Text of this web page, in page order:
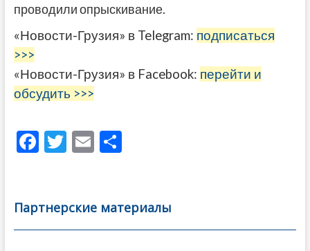
проводили опрыскивание.
«Новости-Грузия» в Telegram: подписаться
>>>
«Новости-Грузия» в Facebook: перейти и
обсудить >>>
F
b
o
T
er
E
l
О
а
в
Партнерские материалы